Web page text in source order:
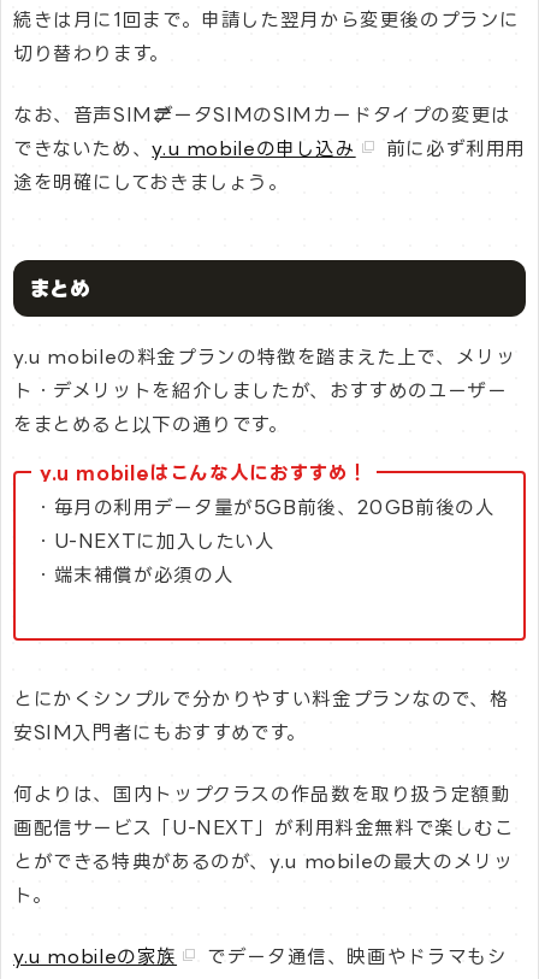
続きは月に1回まで。申請した翌月から変更後のプランに
切り替わります。
なお、音声SIM⇄データSIMのSIMカードタイプの変更は
できないため、y.u mobileの申し込み
前に必ず利用用
途を明確にしておきましょう。
まとめ
y.u mobileの料金プランの特徴を踏まえた上で、メリッ
ト・デメリットを紹介しましたが、おすすめのユーザー
をまとめると以下の通りです。
y.u mobileはこんな人におすすめ！
・毎月の利用データ量が5GB前後、20GB前後の人
・U-NEXTに加入したい人
・端末補償が必須の人
とにかくシンプルで分かりやすい料金プランなので、格
安SIM入門者にもおすすめです。
何よりは、国内トップクラスの作品数を取り扱う定額動
画配信サービス「U-NEXT」が利用料金無料で楽しむこ
とができる特典があるのが、y.u mobileの最大のメリッ
ト。
y.u mobileの家族
でデータ通信、映画やドラマもシ